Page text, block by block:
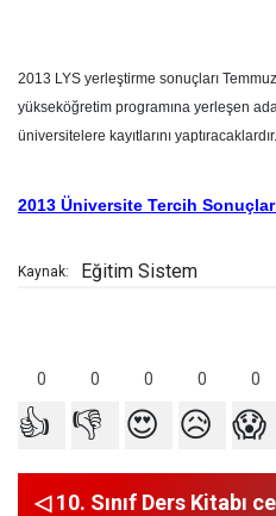
2013 LYS yerleştirme sonuçları
yükseköğretim programına yerleşen
üniversitelere kayıtlarını yaptıracaklardır.
2013 Üniversite Tercih
Kaynak: Eğitim Sistem
0 0 0 0 0
👍 👎 😍 😥 😱
◁ 10. Sınıf Ders Kitabı